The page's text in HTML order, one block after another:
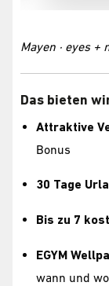
Mayen · eyes +
Das bieten
Attraktive
Bonus
30 Tage
Bis zu 7
EGYM
wann und